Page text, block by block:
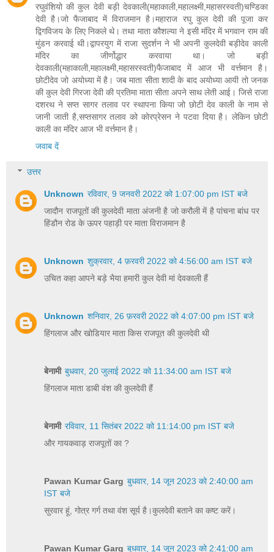
रघुवंशियो की कुल देवी बड़ी देवकाली(महाकाली,महालक्ष्मी,महासरस्वती)चण्डिका
देवी है।जो फैजाबाद में विराजमान है।महाराज रघु कुल देवी की पूजा कर
द्विगविजय के लिए निकले थे। तथा माता कौशल्या ने इसी मंदिर में भगवान राम की
मुंडन करवाई थी।द्वापरयुग में राजा सुदर्शन ने भी अपनी कुलदेवी बड़ीदेव काली
मंदिर का जीर्णोद्धार करवाया था। जो बड़ी
देवकाली(महाकाली,महालक्ष्मी,महासरस्वती)फैजाबाद में आज भी वर्त्तमान है।
छोटीदेव जो अयोध्या में है। जब माता सीता शादी के बाद अयोध्या आयी तो जनक
की कुल देवी गिरजा देवी की प्रतिमा माता सीता अपने साथ लेती आई। जिसे राजा
दशरथ ने सप्त सागर तलाव पर स्थापना किया जो छोटी देव काली के नाम से
जानी जाती है,सप्तसागर तलाव को कोरप्रेसन ने पटवा दिया है। लेकिन छोटी
काली का मंदिर आज भी वर्त्तमान है।
जवाब दें
उत्तर
Unknown रविवार, 9 जनवरी 2022 को 1:07:00 pm IST बजे
जादौन राजपूतों की कुलदेवी माता अंजनी है जो करौली में है पांचना बांध पर
हिंडौन रोड के ऊपर पहाड़ी पर माता विराजमान है
Unknown शुक्रवार, 4 फ़रवरी 2022 को 4:56:00 am IST बजे
उचित कहा आपने बड़े भैया हमारी कुल देवी मां देवकाली हैं
Unknown शनिवार, 26 फ़रवरी 2022 को 4:07:00 pm IST बजे
हिंगलाज और खोडियार माता किस राजपूत की कुलदेवी थी
बेनामी बुधवार, 20 जुलाई 2022 को 11:34:00 am IST बजे
हिंगलाज माता डाबी वंश की कुलदेवी हैं
बेनामी रविवार, 11 सितंबर 2022 को 11:14:00 pm IST बजे
और गायकवाड़ राजपूतों का ?
Pawan Kumar Garg बुधवार, 14 जून 2023 को 2:40:00 am
IST बजे
सुरवार हूं, गोत्र गर्ग तथा वंश सूर्य है।कुलदेवी बताने का कष्ट करें।
Pawan Kumar Garg बुधवार, 14 जून 2023 को 2:41:00 am